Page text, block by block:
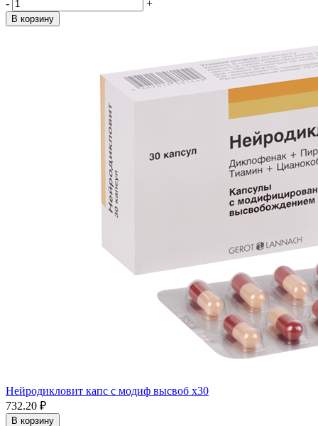
-
+
В корзину
Нейродикловит капс с модиф высвоб x30
732.20 ₽
В корзину